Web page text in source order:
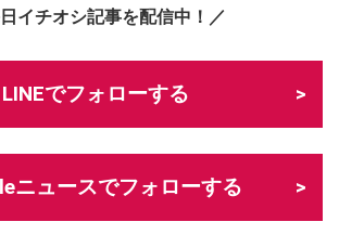
イチオシ記事を配信中！／
LINEでフォローする
ニュースでフォローする